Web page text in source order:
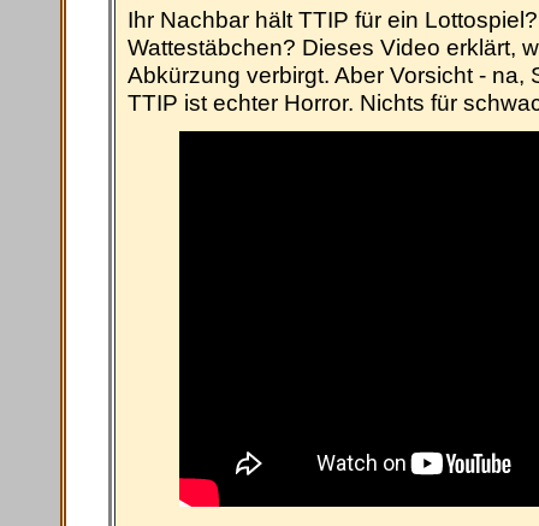
Ihr Nachbar hält TTIP für ein
Wattestäbchen? Dieses Video erklärt,
Abkürzung verbirgt. Aber Vorsicht - na,
TTIP ist echter Horror. Nichts für